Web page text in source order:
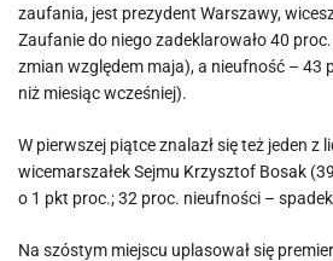
zaufania, jest prezydent Warszawy,
Zaufanie do niego zadeklarowało 40
zmian względem maja), a nieufność – 43
niż miesiąc wcześniej).
W pierwszej piątce znalazł się też jeden z
wicemarszałek Sejmu Krzysztof Bosak
o 1 pkt proc.; 32 proc. nieufności –
Na szóstym miejscu uplasował się